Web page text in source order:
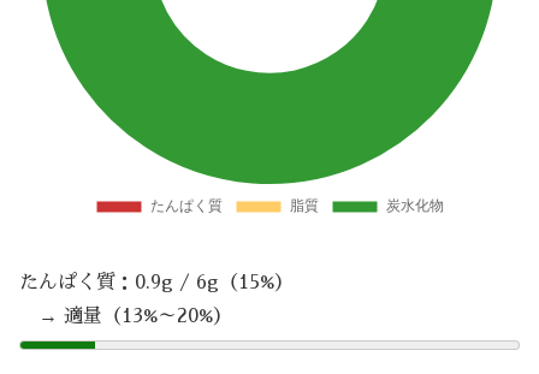
たんぱく質：0.9g / 6g（15%）
→ 適量（13%～20%）